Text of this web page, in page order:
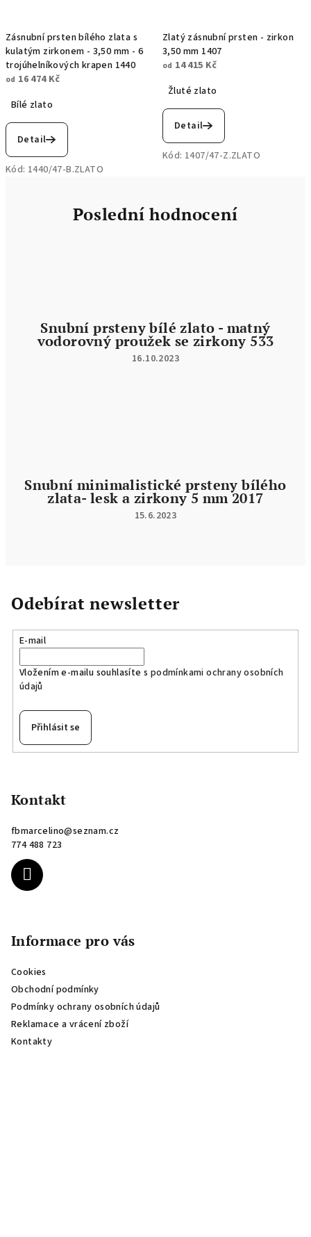
Zásnubní prsten bílého zlata s
kulatým zirkonem - 3,50 mm - 6
trojúhelníkových krapen 1440
od 16 474 Kč
Bílé zlato
Detail
Kód: 1440/47-B.ZLATO
Zlatý zásnubní prsten - zirkon
3,50 mm 1407
od 14 415 Kč
Žluté zlato
Detail
Kód: 1407/47-Z.ZLATO
Poslední hodnocení
Snubní prsteny bílé zlato - matný
vodorovný proužek se zirkony 533
16.10.2023
Snubní minimalistické prsteny bílého
zlata- lesk a zirkony 5 mm 2017
hvězdiček.
15.6.2023
Odebírat newsletter
E-mail
Vložením e-mailu souhlasíte s podmínkami ochrany osobních
údajů
Přihlásit se
Kontakt
fbmarcelino@seznam.cz
774 488 723
Informace pro vás
Cookies
Obchodní podmínky
Podmínky ochrany osobních údajů
Reklamace a vrácení zboží
Kontakty